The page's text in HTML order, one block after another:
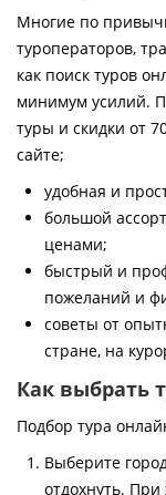
Многие по
туроператоров,
как поиск туров
минимум усилий.
туры и скидки от
сайте;
удобная и
большой
ценами;
быстрый и
пожеланий и
советы от
стране, на
Как выбрать
Подбор тура
Выберите
отдохнуть.